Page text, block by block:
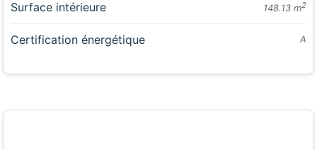
Surface intérieure 148.13 m2
Certification énergétique A